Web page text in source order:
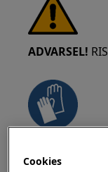
ADVARSEL!
Cookies